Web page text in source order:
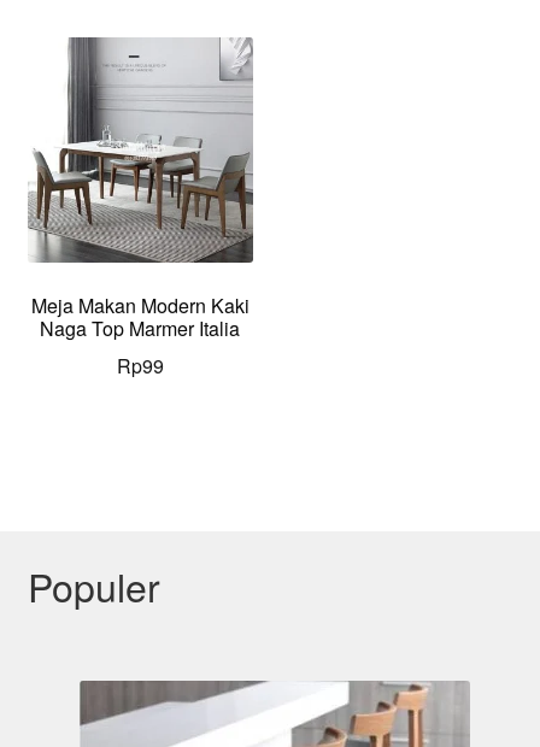
Meja Makan Modern Kaki
Naga Top Marmer Italia
Rp99
Populer